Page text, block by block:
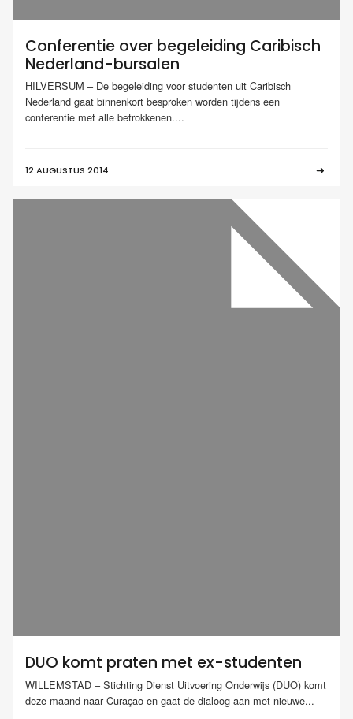
Conferentie over begeleiding Caribisch
Nederland-bursalen
HILVERSUM – De begeleiding voor studenten uit Caribisch
Nederland gaat binnenkort besproken worden tijdens een
conferentie met alle betrokkenen....
12 AUGUSTUS 2014
DUO komt praten met ex-studenten
WILLEMSTAD – Stichting Dienst Uitvoering Onderwijs (DUO) komt
deze maand naar Curaçao en gaat de dialoog aan met nieuwe...